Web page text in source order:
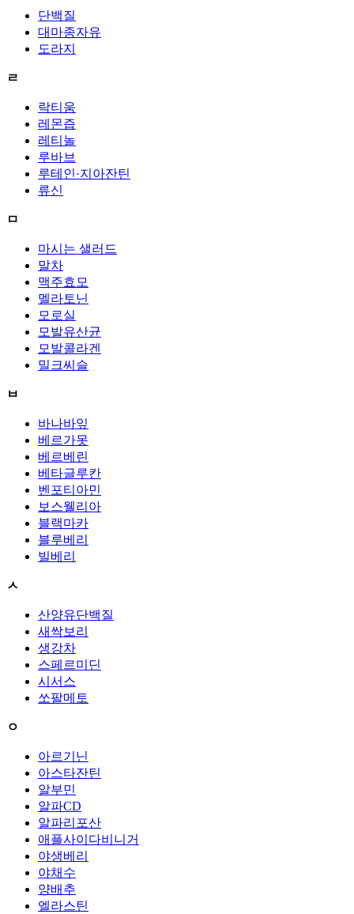
단백질
대마종자유
도라지
ㄹ
락티움
레몬즙
레티놀
루바브
루테인·지아잔틴
류신
ㅁ
마시는 샐러드
말차
맥주효모
멜라토닌
모로실
모발유산균
모발콜라겐
밀크씨슬
ㅂ
바나바잎
베르가못
베르베린
베타글루칸
벤포티아민
보스웰리아
블랙마카
블루베리
빌베리
ㅅ
산양유단백질
새싹보리
생강차
스페르미딘
시서스
쏘팔메토
ㅇ
아르기닌
아스타잔틴
알부민
알파CD
알파리포산
애플사이다비니거
야생베리
야채수
양배추
엘라스틴